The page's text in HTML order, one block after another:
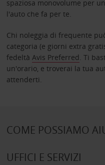
spaziosa monovolume per
l'auto che fa per te.
Chi noleggia di frequente
categoria (e giorni extra
fedeltà Avis Preferred. Ti
un'orario, e troverai la tua
attenderti.
COME POSSIAMO
UFFICI E SERVIZI